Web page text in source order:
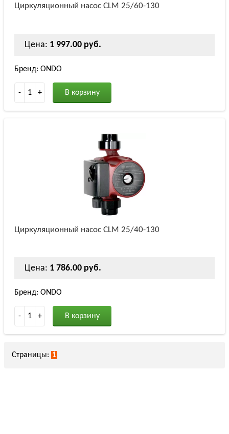
Циркуляционный насос СLM 25/60-130
Цена: 1 997.00 руб.
Бренд: ONDO
- 1 + В корзину
Циркуляционный насос СLM 25/40-130
Цена: 1 786.00 руб.
Бренд: ONDO
- 1 + В корзину
Страницы: 1